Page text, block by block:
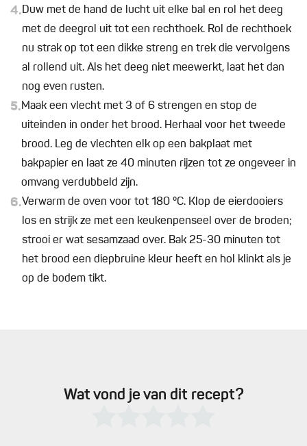
4.Duw met de hand de lucht uit elke bal en rol het deeg
met de deegrol uit tot een rechthoek. Rol de rechthoek
nu strak op tot een dikke streng en trek die vervolgens
al rollend uit. Als het deeg niet meewerkt, laat het dan
nog even rusten.
5.Maak een vlecht met 3 of 6 strengen en stop de
uiteinden in onder het brood. Herhaal voor het tweede
brood. Leg de vlechten elk op een bakplaat met
bakpapier en laat ze 40 minuten rijzen tot ze ongeveer in
omvang verdubbeld zijn.
6.Verwarm de oven voor tot 180 °C. Klop de eierdooiers
los en strijk ze met een keukenpenseel over de broden;
strooi er wat sesamzaad over. Bak 25-30 minuten tot
het brood een diepbruine kleur heeft en hol klinkt als je
op de bodem tikt.
Wat vond je van dit recept?